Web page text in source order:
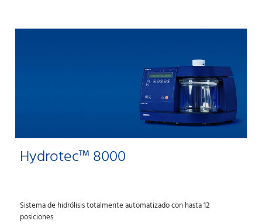
Hydrotec™ 8000
Sistema de hidrólisis totalmente automatizado con hasta 12
posiciones